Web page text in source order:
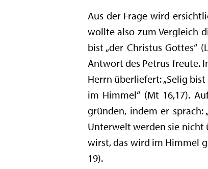
Aus der Frage wird
wollte also zum Vergleich
bist „der Christus Gottes“
Antwort des Petrus freute.
Herrn überliefert: „Selig
im Himmel“ (Mt 16,17).
gründen, indem er
Unterwelt werden sie nicht
wirst, das wird im Himmel
19).